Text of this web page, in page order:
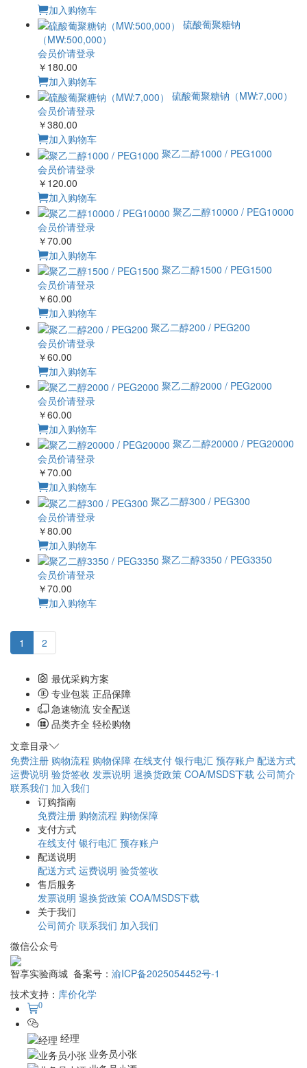
聚乙二醇1000 / PEG1000
会员价请登录
￥120.00
加入购物车
聚乙二醇10000 / PEG10000
会员价请登录
￥70.00
加入购物车
聚乙二醇1500 / PEG1500
会员价请登录
￥60.00
加入购物车
聚乙二醇200 / PEG200
会员价请登录
￥60.00
加入购物车
聚乙二醇2000 / PEG2000
会员价请登录
￥60.00
加入购物车
聚乙二醇20000 / PEG20000
会员价请登录
￥70.00
加入购物车
聚乙二醇300 / PEG300
会员价请登录
￥80.00
加入购物车
聚乙二醇3350 / PEG3350
会员价请登录
￥70.00
加入购物车
2
最优采购方案
专业包装 正品保障
急速物流 安全配送
品类齐全 轻松购物
文章目录
免费注册 购物流程 购物保障
联系我们 加入我们
订购指南
支付方式
在线支付 银行电汇 预存账户
配送说明
配送方式 运费说明 验货签收
售后服务
发票说明
关于我们
公司简介 联系我们 加入我们
微信公众号
智享实验商城 备案号：渝ICP备2025054452号-1
技术支持：库价化学
0
经理
业务员小张
业务员小罗
17823027507 客服工作时间：